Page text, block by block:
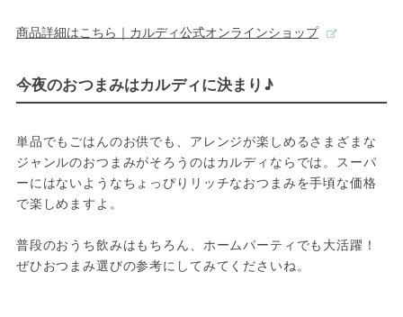
商品詳細はこちら｜カルディ公式オンラインショップ
今夜のおつまみはカルディに決まり♪
単品でもごはんのお供でも、アレンジが楽しめるさまざまな
ジャンルのおつまみがそろうのはカルディならでは。スーパ
ーにはないようなちょっぴりリッチなおつまみを手頃な価格
で楽しめますよ。
普段のおうち飲みはもちろん、ホームパーティでも大活躍！
ぜひおつまみ選びの参考にしてみてくださいね。